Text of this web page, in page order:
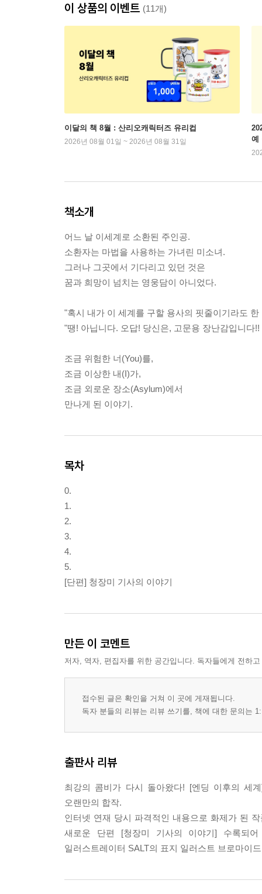
이 상품의 이벤트 (11개)
이달의 책 8월 : 산리오캐릭터즈 유리컵
2026년 08월 01일 ~ 2026년 08월 31일
예
책소개
어느 날 이세계로 소환된 주인공.
소환자는 마법을 사용하는 가녀린 미소녀.
그러나 그곳에서 기다리고 있던 것은
꿈과 희망이 넘치는 영웅담이 아니었다.
"혹시 내가 이 세계를 구할 용사의 핏줄이기라도 한
"땡! 아닙니다. 오답! 당신은, 고문용 장난감입니다!!
조금 위험한 너(You)를,
조금 이상한 내(I)가,
조금 외로운 장소(Asylum)에서
만나게 된 이야기.
목차
0.
1.
2.
3.
4.
5.
[단편] 청장미 기사의 이야기
만든 이 코멘트
저자, 역자, 편집자를 위한 공간입니다. 독자들에게 전하
접수된 글은 확인을 거쳐 이 곳에 게재됩니다.
독자 분들의 리뷰는 리뷰 쓰기를, 책에 대한 문의는
출판사 리뷰
최강의 콤비가 다시 돌아왔다! [엔딩 이후의 세
오랜만의 합작.
인터넷 연재 당시 파격적인 내용으로 화제가 된
새로운 단편 [청장미 기사의 이야기] 수록되
일러스트레이터 SALT의 표지 일러스트 브로마이